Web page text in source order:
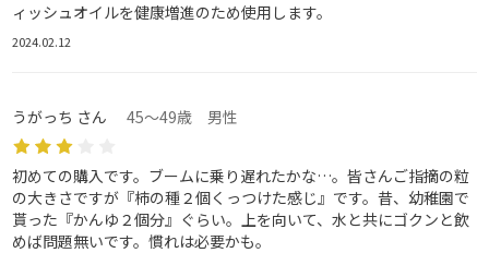
ィッシュオイルを健康増進のため使用します。
2024.02.12
うがっち さん 45～49歳 男性
初めての購入です。ブームに乗り遅れたかな…。皆さんご指摘の粒
の大きさですが『柿の種２個くっつけた感じ』です。昔、幼稚園で
貰った『かんゆ２個分』ぐらい。上を向いて、水と共にゴクンと飲
めば問題無いです。慣れは必要かも。